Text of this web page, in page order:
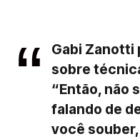
Gabi Zanotti
sobre
“Então, não
falando de
você souber,